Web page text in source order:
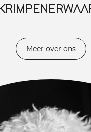
Meer over ons